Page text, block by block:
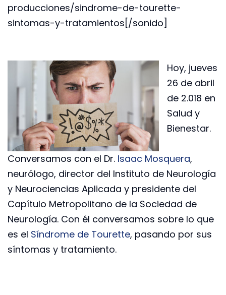
producciones/sindrome-de-tourette-
sintomas-y-tratamientos[/sonido]
Hoy, jueves
26 de abril
de 2.018 en
Salud y
Bienestar.
Conversamos con el Dr. Isaac Mosquera,
neurólogo, director del Instituto de Neurología
y Neurociencias Aplicada y presidente del
Capítulo Metropolitano de la Sociedad de
Neurología. Con él conversamos sobre lo que
es el Síndrome de Tourette, pasando por sus
síntomas y tratamiento.